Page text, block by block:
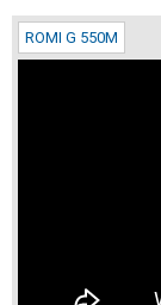
ROMI G 550M